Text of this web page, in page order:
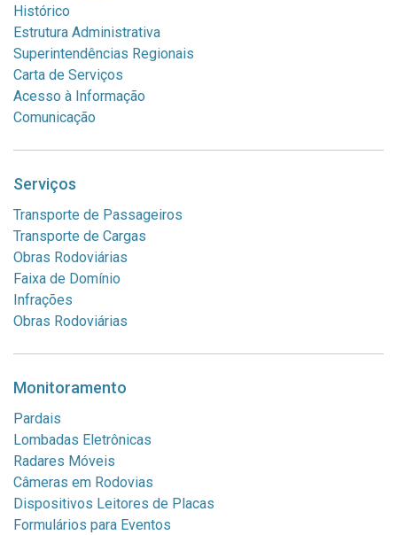
Histórico
Estrutura Administrativa
Superintendências Regionais
Carta de Serviços
Acesso à Informação
Comunicação
Serviços
Transporte de Passageiros
Transporte de Cargas
Obras Rodoviárias
Faixa de Domínio
Infrações
Obras Rodoviárias
Monitoramento
Pardais
Lombadas Eletrônicas
Radares Móveis
Câmeras em Rodovias
Dispositivos Leitores de Placas
Formulários para Eventos